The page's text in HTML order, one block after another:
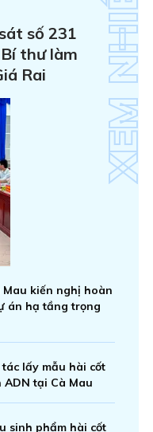
số 231
thư làm
Rai
kiến nghị hoàn
án hạ tầng trọng
lấy mẫu hài cốt
tại Cà Mau
sinh phẩm hài cốt